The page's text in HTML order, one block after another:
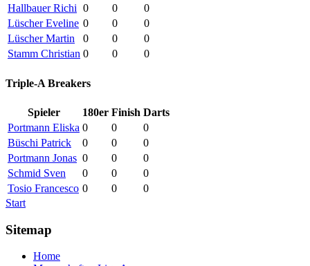
Hallbauer Richi 0 0
0
Lüscher Eveline 0 0
0
Lüscher Martin
0 0
0
Stamm Christian 0 0 0
Triple-A Breakers
Spieler 180er Finish Darts
Portmann Eliska 0 0
0
Büschi Patrick
0 0
0
Portmann Jonas 0 0
0
Schmid Sven
0 0
0
Tosio Francesco 0 0
0
Start
Sitemap
Home